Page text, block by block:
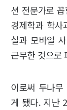
션 전문가로
경제학과 학사
실과 모바일
근무한 것으로
이로써 두나
게 됐다. 지난